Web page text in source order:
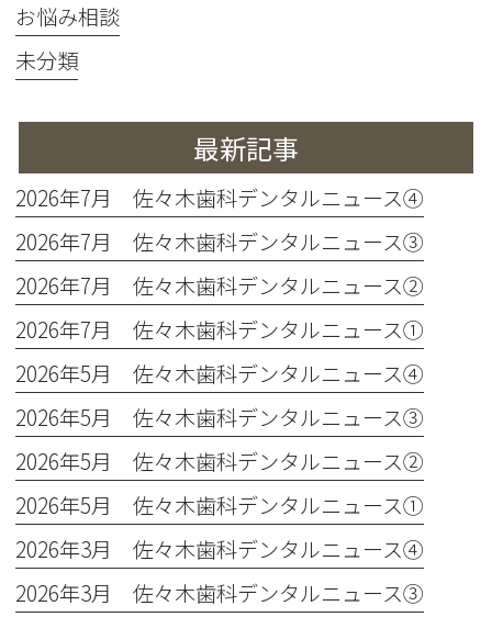
お悩み相談
未分類
最新記事
2026年7月 佐々木歯科デンタルニュース④
2026年7月 佐々木歯科デンタルニュース③
2026年7月 佐々木歯科デンタルニュース②
2026年7月 佐々木歯科デンタルニュース①
2026年5月 佐々木歯科デンタルニュース④
2026年5月 佐々木歯科デンタルニュース③
2026年5月 佐々木歯科デンタルニュース②
2026年5月 佐々木歯科デンタルニュース①
2026年3月 佐々木歯科デンタルニュース④
2026年3月 佐々木歯科デンタルニュース③